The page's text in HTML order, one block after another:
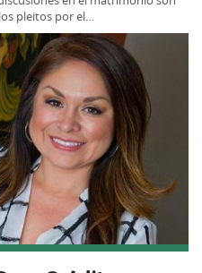
pleitos por el…